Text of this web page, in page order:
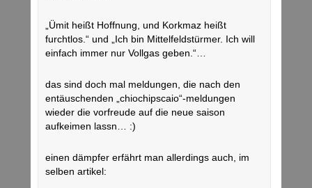
„Ümit heißt Hoffnung, und Korkmaz heißt
furchtlos.“ und „Ich bin Mittelfeldstürmer. Ich will
einfach immer nur Vollgas geben.“…
das sind doch mal meldungen, die nach den
entäuschenden „chiochipscaio“-meldungen
wieder die vorfreude auf die neue saison
aufkeimen lassn… :)
einen dämpfer erfährt man allerdings auch, im
selben artikel: